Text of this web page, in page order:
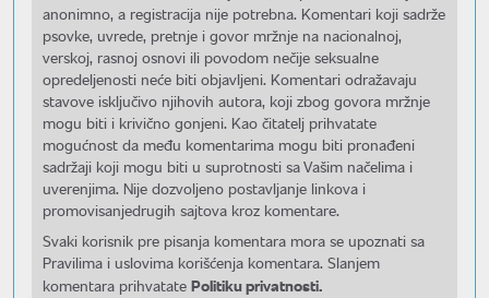
anonimno, a registracija nije potrebna. Komentari koji sadrže
psovke, uvrede, pretnje i govor mržnje na nacionalnoj,
verskoj, rasnoj osnovi ili povodom nečije seksualne
opredeljenosti neće biti objavljeni. Komentari odražavaju
stavove isključivo njihovih autora, koji zbog govora mržnje
mogu biti i krivično gonjeni. Kao čitatelj prihvatate
mogućnost da među komentarima mogu biti pronađeni
sadržaji koji mogu biti u suprotnosti sa Vašim načelima i
uverenjima. Nije dozvoljeno postavljanje linkova i
promovisanjedrugih sajtova kroz komentare.
Svaki korisnik pre pisanja komentara mora se upoznati sa
Pravilima i uslovima korišćenja komentara. Slanjem
komentara prihvatate Politiku privatnosti.